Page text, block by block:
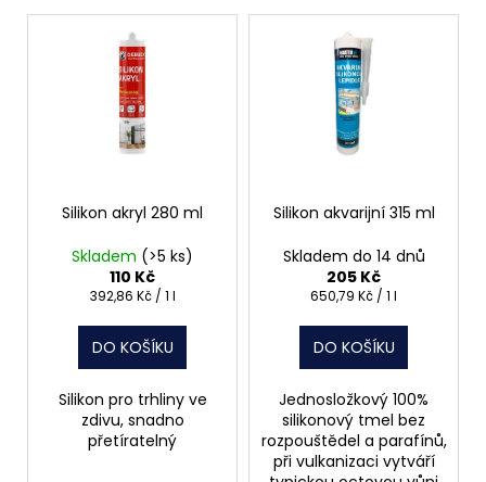
V
Silikon akryl 280 ml
Skladem (>5 ks)
110 Kč
Měrná
392,86 Kč / 1 l
DO KOŠÍKU
Silikon pro trhliny ve
zdivu, snadno
přetíratelný
Silikon akvarijní 315 ml
Skladem do 14 dnů
205 Kč
Měrná
650,79 Kč / 1 l
DO KOŠÍKU
Jednosložkový 100%
silikonový tmel bez
rozpouštědel a parafínů,
při vulkanizaci vytváří